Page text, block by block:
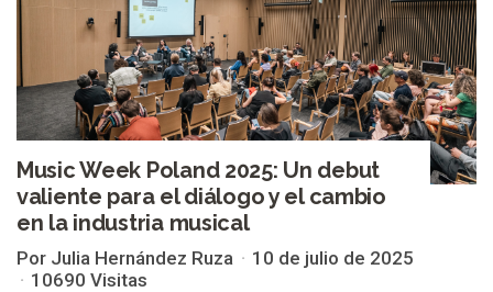
Music Week Poland 2025: Un debut
valiente para el diálogo y el cambio
en la industria musical
Por Julia Hernández Ruza
10 de julio de 2025
10690 Visitas